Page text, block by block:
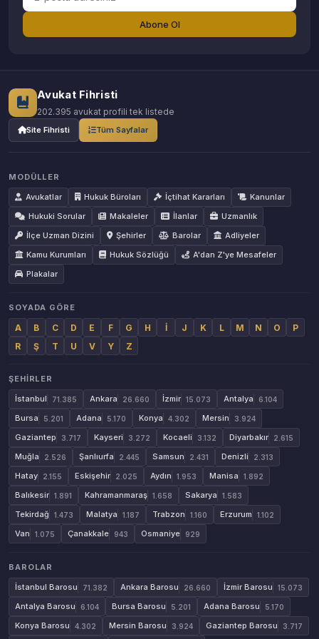
Abone Ol
Avukat Fihristi
202.395 avukat profili tek listede
Site Fihristi Tüm Sayfalar
MODÜLLER
Avukatlar
Hukuk Büroları İçtihat Kararları
Kanunlar
Hukuki Sorular
Makaleler İlanlar
Uzmanlık
İlçe Uzman Dizini
Şehirler Barolar
Adliyeler
Kamu Kurumları
Hukuk Sözlüğü
A'dan Z'ye Mesafeler
Plakalar
SOYADA GÖRE
A B C D E F G H İ J K L M N O
P
R
Ş T U V Y Z
ŞEHIRLER
İstanbul
71.385 Ankara 26.660 İzmir 15.073 Antalya 6.104
Bursa 5.201 Adana 5.170 Konya 4.302 Mersin 3.924
Gaziantep 3.717 Kayseri 3.272 Kocaeli 3.132 Diyarbakır 2.615
Muğla 2.526 Şanlıurfa 2.445 Samsun 2.431 Denizli 2.313
Hatay 2.155 Eskişehir 2.025 Aydın 1.953 Manisa 1.892
Balıkesir 1.891 Kahramanmaraş 1.658 Sakarya 1.583
Tekirdağ 1.473 Malatya 1.187 Trabzon 1.160 Erzurum 1.102
Van 1.075 Çanakkale 943 Osmaniye 929
BAROLAR
İstanbul Barosu
71.382 Ankara Barosu 26.660 İzmir Barosu 15.073
Antalya Barosu 6.104 Bursa Barosu 5.201 Adana Barosu 5.170
Konya Barosu 4.302 Mersin Barosu 3.924 Gaziantep Barosu 3.717